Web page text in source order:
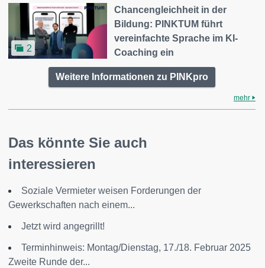
2
Chancengleichheit in der
Bildung: PINKTUM führt
vereinfachte Sprache im KI-
Coaching ein
Weitere Informationen zu PINKpro
mehr
Das könnte Sie auch
interessieren
Soziale Vermieter weisen Forderungen der
Gewerkschaften nach einem...
Jetzt wird angegrillt!
Terminhinweis: Montag/Dienstag, 17./18. Februar 2025
Zweite Runde der...